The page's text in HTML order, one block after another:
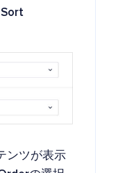
Sort
ンツが表示